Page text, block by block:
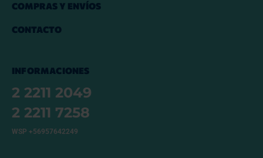
COMPRAS Y ENVÍOS
CONTACTO
INFORMACIONES
2 2211 2049
2 2211 7258
WSP +56957642249